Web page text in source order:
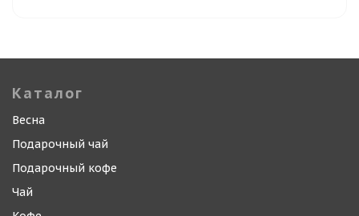
Каталог
Весна
Подарочный чай
Подарочный кофе
Чай